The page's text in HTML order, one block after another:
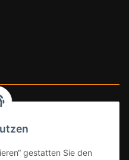
gestatten Sie den